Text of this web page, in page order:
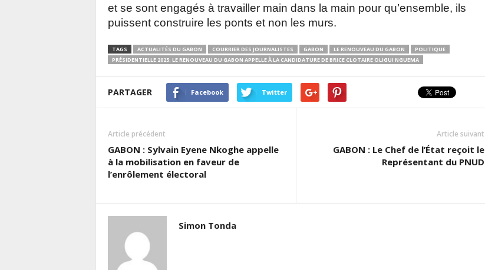
et se sont engagés à travailler main dans la main pour qu’ensemble, ils
puissent construire les ponts et non les murs.
TAGS ACTUALITÉS DU GABON COURRIER DES JOURNALISTES GABON LE RENOUVEAU DU GABON
POLITIQUE
PRÉSIDENTIELLE 2025: LE RENOUVEAU DU GABON APPELLE À LA CANDIDATURE DE BRICE CLOTAIRE OLIGUI NGUEMA
PARTAGER Facebook Twitter
Article précédent
GABON : Sylvain Eyene Nkoghe appelle
à la mobilisation en faveur de
l’enrôlement électoral
Article suivant
GABON : Le Chef de l’État reçoit le
Représentant du PNUD
Simon Tonda